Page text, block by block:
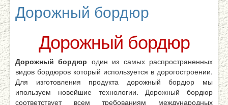
Дорожный бордюр
Дорожный бордюр
Дорожный бордюр один из самых распространенных
видов бордюров который используется в дорогостроении.
Для изготовления продукта дорожный бордюр мы
ипользуем новейшие технологии. Дорожный бордюр
соответствует всем требованиям международных